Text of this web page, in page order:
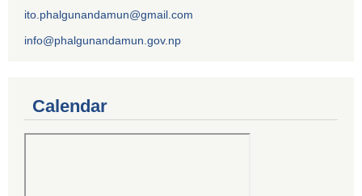
ito.phalgunandamun@gmail.com
info@phalgunandamun.gov.np
Calendar